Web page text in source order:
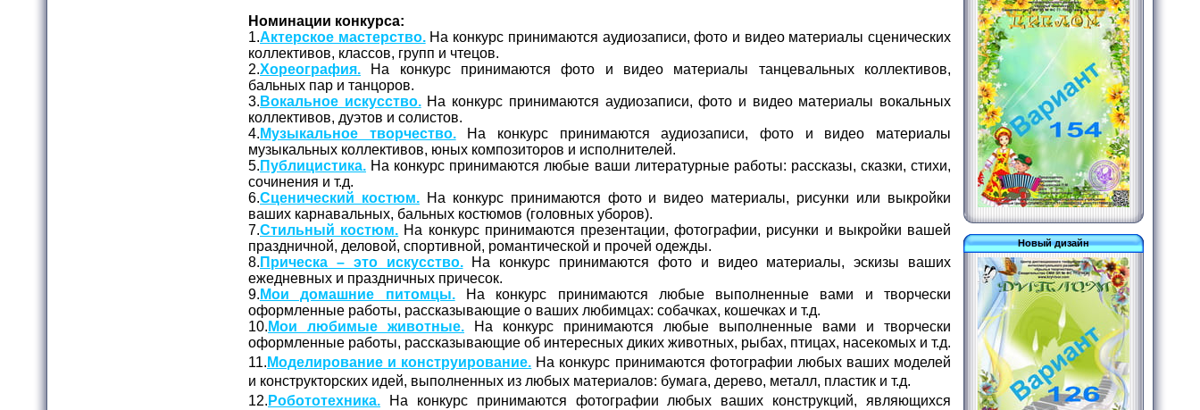
Номинации конкурса:
1.Актерское мастерство. На конкурс принимаются аудиозаписи, фото и видео материалы сценических
коллективов, классов, групп и чтецов.
2.Хореография. На конкурс принимаются фото и видео материалы танцевальных коллективов,
бальных пар и танцоров.
3. Вокальное искусство. На конкурс принимаются аудиозаписи, фото и видео материалы вокальных
коллективов, дуэтов и солистов.
4. Музыкальное творчество.На конкурс принимаются аудиозаписи, фото и видео материалы
музыкальных коллективов, юных композиторов и исполнителей.
5. Публицистика. На конкурс принимаются любые ваши литературные работы: рассказы, сказки, стихи,
сочинения и т.д.
6.Сценический костюм.На конкурс принимаются фото и видео материалы, рисунки или выкройки
ваших карнавальных, бальных костюмов (головных уборов).
7.Стильный костюм. На конкурс принимаются презентации, фотографии, рисунки и выкройки вашей
праздничной, деловой, спортивной, романтической и прочей одежды.
8. Прическа – это искусство.
На конкурс принимаются фото и видео материалы, эскизы ваших
ежедневных и праздничных причесок.
9. Мои домашние питомцы.
На конкурс принимаются любые выполненные вами и творчески
оформленные работы, рассказывающие о ваших любимцах: собачках, кошечках и т.д.
10. Мои любимые животные. На конкурс принимаются любые выполненные вами и творчески
оформленные работы, рассказывающие об интересных диких животных, рыбах, птицах, насекомых и т.д.
11. Моделирование и конструирование. На конкурс принимаются фотографии любых ваших моделей
и конструкторских идей, выполненных из любых материалов: бумага, дерево, металл, пластик и т.д.
12. Робототехника. На конкурс принимаются фотографии любых ваших конструкций, являющихся
Новый дизайн